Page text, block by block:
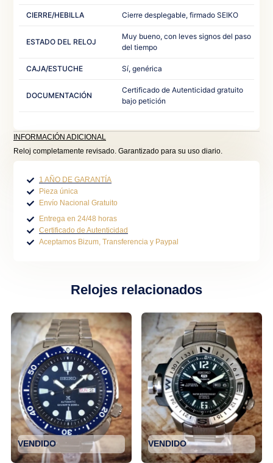
CIERRE/HEBILLA Cierre desplegable, firmado SEIKO
ESTADO DEL RELOJ
Muy bueno, con leves signos del paso
del tiempo
CAJA/ESTUCHE Sí, genérica
DOCUMENTACIÓN
Certificado de Autenticidad gratuito
bajo petición
INFORMACIÓN ADICIONAL
Reloj completamente revisado. Garantizado para su uso diario.
1 AÑO DE GARANTÍA
Pieza única
Envío Nacional Gratuito
Entrega en 24/48 horas
Certificado de Autenticidad
Aceptamos Bizum, Transferencia y Paypal
Relojes relacionados
VENDIDO VENDIDO